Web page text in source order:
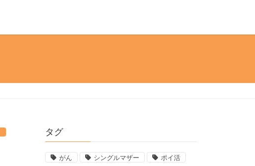
タグ
がん シングルマザー ポイ活